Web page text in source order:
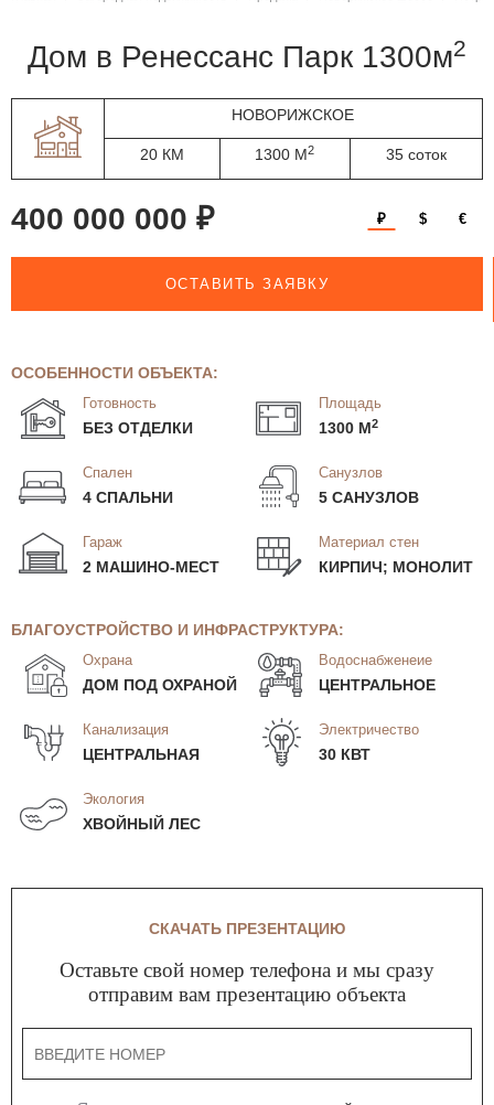
дом в Ренессанс Парк 1300м2
НОВОРИЖСКОЕ
20 КМ 1300 М2 35 соток
400 000 000 ₽ ₽ $ €
ОСТАВИТЬ ЗАЯВКУ
ОСОБЕННОСТИ ОБЪЕКТА:
Готовность
БЕЗ ОТДЕЛКИ
Площадь
1300 М2
Спален
4 СПАЛЬНИ
Санузлов
5 САНУЗЛОВ
Гараж
2 МАШИНО-МЕСТ
Материал стен
КИРПИЧ; МОНОЛИТ
БЛАГОУСТРОЙСТВО И ИНФРАСТРУКТУРА:
Охрана
ДОМ ПОД ОХРАНОЙ
Водоснабженеие
ЦЕНТРАЛЬНОЕ
Канализация
ЦЕНТРАЛЬНАЯ
Электричество
30 КВТ
Экология
ХВОЙНЫЙ ЛЕС
СКАЧАТЬ ПРЕЗЕНТАЦИЮ
Оставьте свой номер телефона и мы сразу
отправим вам презентацию объекта